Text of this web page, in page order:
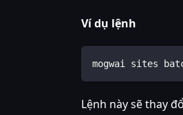
Ví dụ lệnh
mogwai sites
Lệnh này sẽ thay